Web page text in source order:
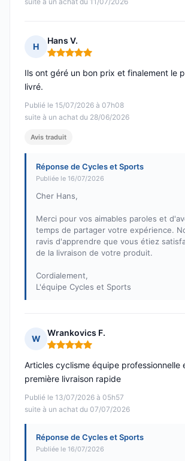
H
Hans V.
Note : 5 sur 5
Publié le 15/07/2026 à 07h08
suite à un achat du 28/06/2026
Ils ont géré un bon prix et finalement le
livré.
Avis traduit
Réponse de Cycles et Sports
Publiée le 16/07/2026
Cher Hans,
Merci pour vos aimables paroles et
temps de partager votre expérience.
ravis d'apprendre que vous étiez
de la livraison de votre produit.
Cordialement,
L'équipe Cycles et Sports
W
Wrankovics F.
Note : 5 sur 5
Publié le 13/07/2026 à 05h57
suite à un achat du 07/07/2026
Articles cyclisme équipe professionnelle
première livraison rapide
Réponse de Cycles et Sports
Publiée le 16/07/2026